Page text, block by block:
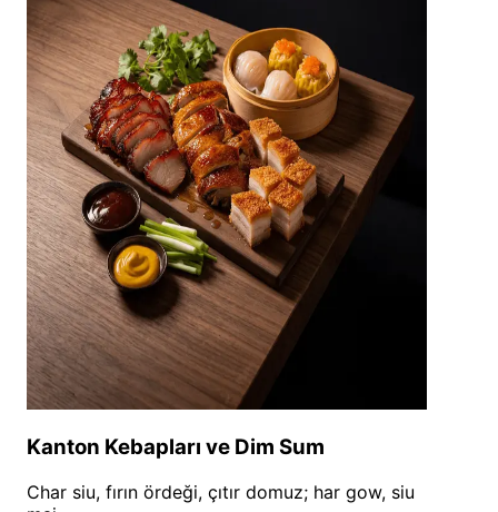
Kanton Kebapları ve Dim Sum
Char siu, fırın ördeği, çıtır domuz; har gow, siu